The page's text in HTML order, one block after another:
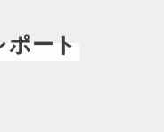
ート